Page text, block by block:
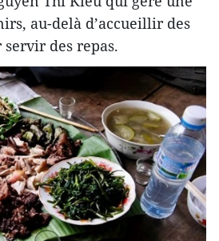
au-delà d’accueillir des
des repas.